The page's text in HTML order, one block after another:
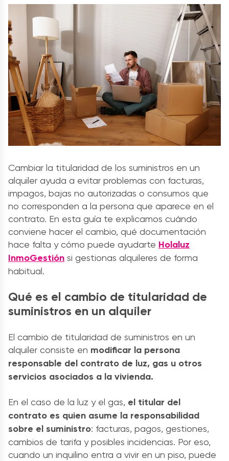
Cambiar la titularidad de los suministros en un
alquiler ayuda a evitar problemas con facturas,
impagos, bajas no autorizadas o consumos que
no corresponden a la persona que aparece en el
contrato. En esta guía te explicamos cuándo
conviene hacer el cambio, qué documentación
hace falta y cómo puede ayudarte Holaluz
InmoGestión si gestionas alquileres de forma
habitual.
Qué es el cambio de titularidad de
suministros en un alquiler
El cambio de titularidad de suministros en un
alquiler consiste en modificar la persona
responsable del contrato de luz, gas u otros
servicios asociados a la vivienda.
En el caso de la luz y el gas, el titular del
contrato es quien asume la responsabilidad
sobre el suministro: facturas, pagos, gestiones,
cambios de tarifa y posibles incidencias. Por eso,
cuando un inquilino entra a vivir en un piso, puede